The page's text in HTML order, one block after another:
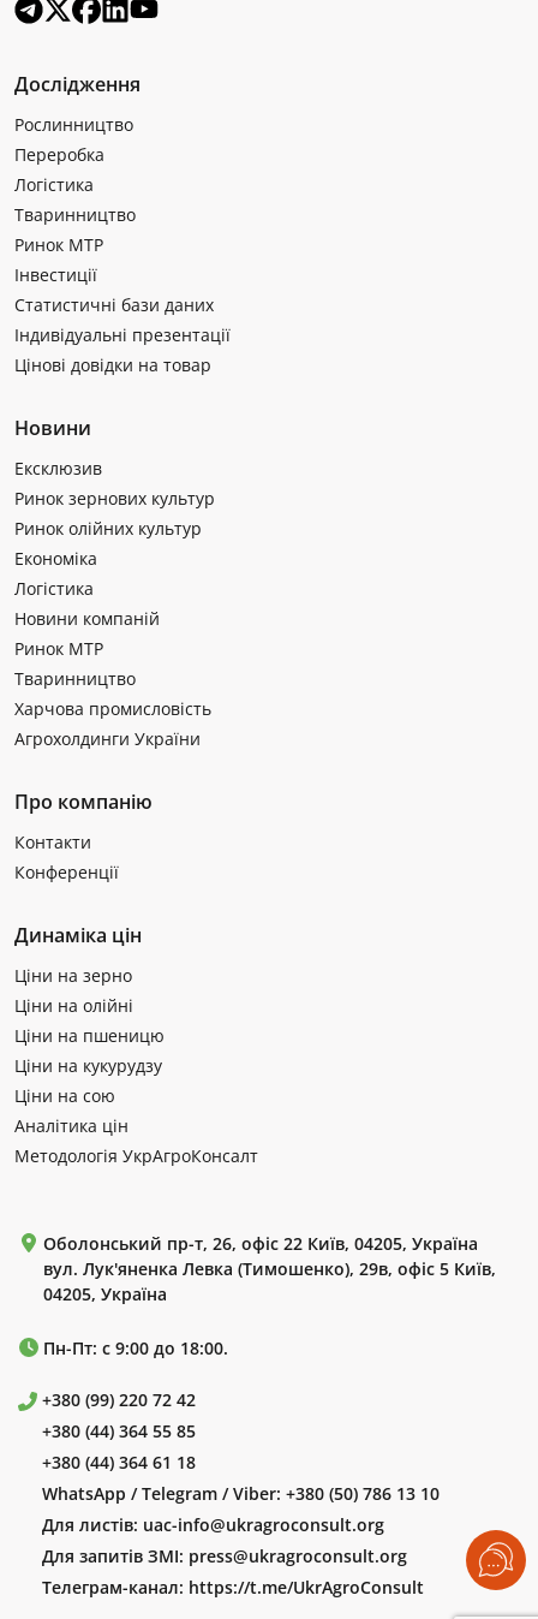
Дослідження
Рослинництво
Переробка
Логістика
Тваринництво
Ринок МТР
Інвестиції
Статистичні бази даних
Індивідуальні презентації
Цінові довідки на товар
Новини
Ексклюзив
Ринок зернових культур
Ринок олійних культур
Економіка
Логістика
Новини компаній
Ринок МТР
Тваринництво
Харчова промисловість
Агрохолдинги України
Про компанію
Контакти
Конференції
Динаміка цін
Ціни на зерно
Ціни на олійні
Ціни на пшеницю
Ціни на кукурудзу
Ціни на сою
Аналітика цін
Методологія УкрАгроКонсалт
Оболонський пр-т, 26, офіс 22 Київ, 04205, Україна
вул. Лук'яненка Левка (Тимошенко), 29в, офіс 5 Київ,
04205, Україна
Пн-Пт: с 9:00 до 18:00.
+380 (99) 220 72 42
+380 (44) 364 55 85
+380 (44) 364 61 18
WhatsApp / Telegram / Viber: +380 (50) 786 13 10
Для листів: uac-info@ukragroconsult.org
Для запитів ЗМІ: press@ukragroconsult.org
Телеграм-канал: https://t.me/UkrAgroConsult